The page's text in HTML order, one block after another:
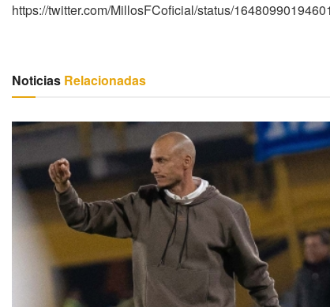
https://twitter.com/MillosFCoficial/status/
Noticias Relacionadas